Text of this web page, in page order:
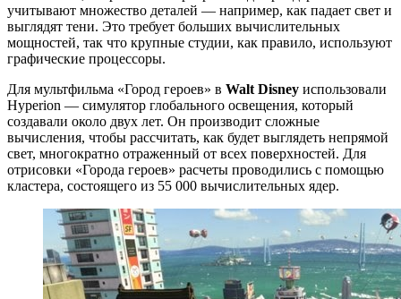
учитывают множество деталей — например, как падает свет и
выглядят тени. Это требует больших вычислительных
мощностей, так что крупные студии, как правило, используют
графические процессоры.
Для мультфильма «Город героев» в Walt Disney использовали
Hyperion — симулятор глобального освещения, который
создавали около двух лет. Он производит сложные
вычисления, чтобы рассчитать, как будет выглядеть непрямой
свет, многократно отраженный от всех поверхностей. Для
отрисовки «Города героев» расчеты проводились с помощью
кластера, состоящего из 55 000 вычислительных ядер.